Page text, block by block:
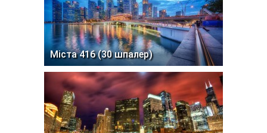
Міста 416 (30 шпалер)